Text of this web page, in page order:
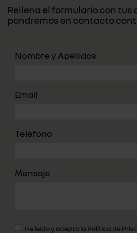
Rellena el formulario con tus
pondremos en contacto
Nombre y Apellidos
Email
Teléfono
Mensaje
He leído y acepto la Política de